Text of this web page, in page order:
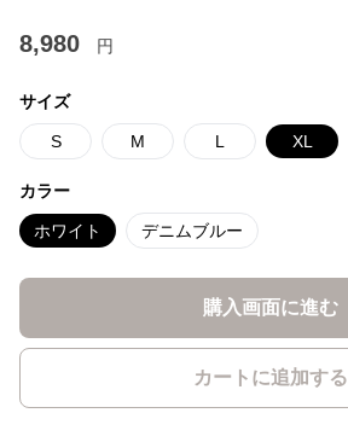
8,980 円
サイズ
S M L XL
カラー
ホワイト デニムブルー
購入画面に進む
カートに追加する